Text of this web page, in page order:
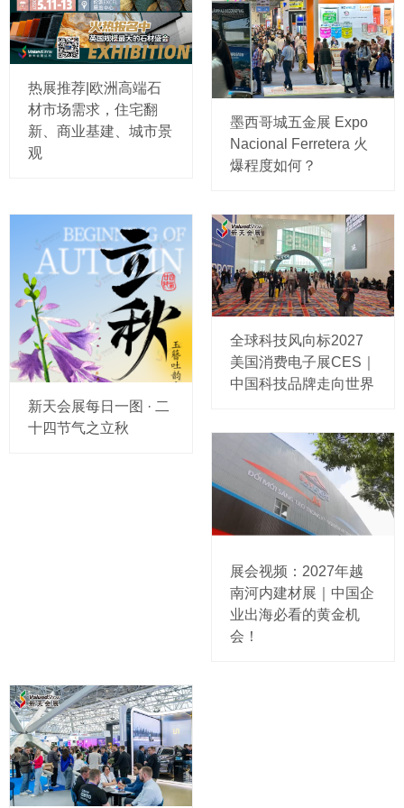
热展推荐|欧洲高端石
材市场需求，住宅翻
新、商业基建、城市景
观
墨西哥城五金展 Expo
Nacional Ferretera 火
爆程度如何？
新天会展每日一图 · 二
十四节气之立秋
全球科技风向标2027
美国消费电子展CES｜
中国科技品牌走向世界
展会视频：2027年越
南河内建材展｜中国企
业出海必看的黄金机
会！